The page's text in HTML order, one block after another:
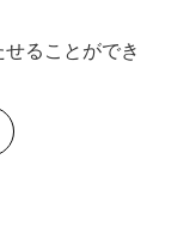
ることができ